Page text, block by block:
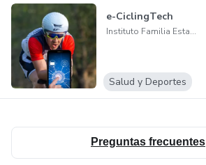
e-CiclingTech
Instituto Familia Estable
Salud y Deportes
Preguntas frecuentes